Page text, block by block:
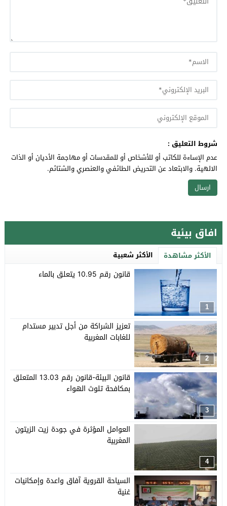
شروط التعليق :
عدم الإساءة للكاتب أو للأشخاص أو للمقدسات أو مهاجمة الأديان أو الذات
الالهية. والابتعاد عن التحريض الطائفي والعنصري والشتائم.
افاق بيئية
الأكثر مشاهدة الأكثر شعبية
1
قانون رقم 10.95 يتعلق بالماء
2
تعزيز الشراكة من أجل تدبير مستدام
للغابات المغربية
3
قانون البيئة-قانون رقم 13.03 المتعلق
بمكافحة تلوث الهواء
4
العوامل المؤثرة في جودة زيت الزيتون
المغربية
السياحة القروية آفاق واعدة وإمكانيات
غنية